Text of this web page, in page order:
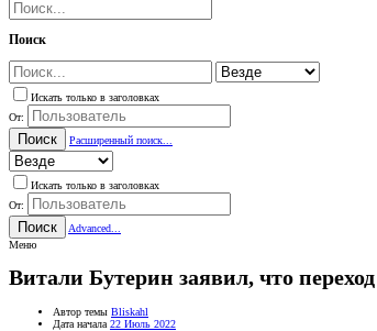
Поиск
Искать только в заголовках
От:
Поиск Расширенный поиск...
Искать только в заголовках
От:
Поиск
Advanced...
Меню
Витали Бутерин заявил, что
Автор темы Bliskahl
Дата начала 22 Июль 2022